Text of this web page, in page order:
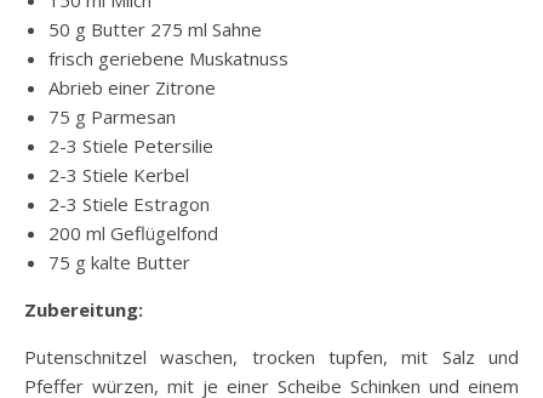
50 g Butter 275 ml Sahne
frisch geriebene Muskatnuss
Abrieb einer Zitrone
75 g Parmesan
2-3 Stiele Petersilie
2-3 Stiele Kerbel
2-3 Stiele Estragon
200 ml Geflügelfond
75 g kalte Butter
Zubereitung:
Putenschnitzel waschen, trocken tupfen, mit Salz und
Pfeffer würzen, mit je einer Scheibe Schinken und einem